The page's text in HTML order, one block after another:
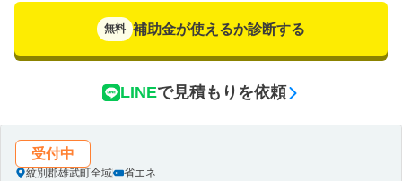
無料 補助金が使えるか診断する
LINEで見積もりを依頼
受付中
紋別郡雄武町全域 省エネ